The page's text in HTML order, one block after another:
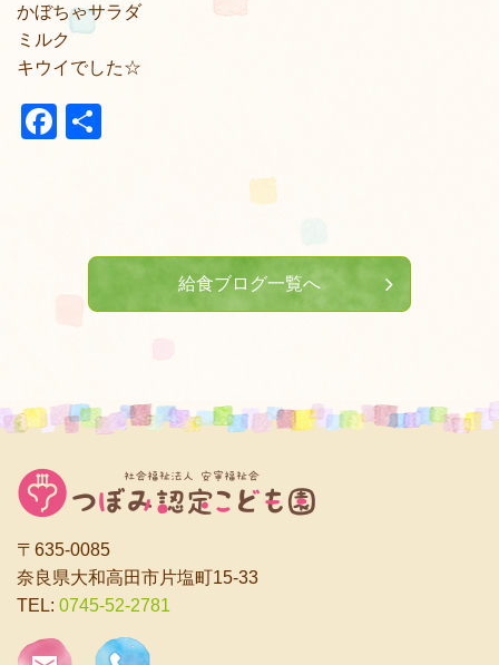
かぼちゃサラダ
ミルク
キウイでした☆
Facebook
給食ブログ一覧へ
〒635-0085
奈良県大和高田市片塩町15-33
TEL: 0745-52-2781